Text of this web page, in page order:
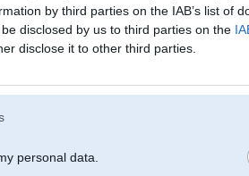
by third parties on the IAB’s list of
disclosed by us to third parties on the
disclose it to other third parties.
personal data.
sākotnējo jautājumu, rodas pretjautājums,jeb koments -